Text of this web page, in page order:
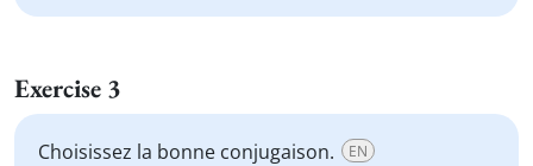
Exercise 3
Choisissez la bonne conjugaison. EN